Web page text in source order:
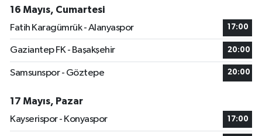
16 Mayıs, Cumartesi
Fatih Karagümrük - Alanyaspor
17:00
Gaziantep FK - Başakşehir 20:00
Samsunspor - Göztepe 20:00
17 Mayıs, Pazar
Kayserispor - Konyaspor
17:00